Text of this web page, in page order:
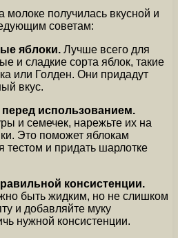
получилась вкусной и
советам:
яблоки. Лучше всего для
и сладкие сорта яблок, такие
или Голден. Они придадут
вкус.
использованием.
и семечек, нарежьте их на
Это поможет яблокам
тестом и придать шарлотке
консистенции.
быть жидким, но не слишком
и добавляйте муку
нужной консистенции.